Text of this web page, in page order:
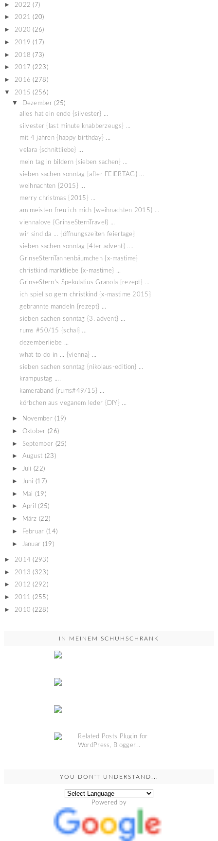
► 2022 (7)
► 2021 (20)
► 2020 (26)
► 2019 (17)
► 2018 (73)
► 2017 (223)
► 2016 (278)
▼ 2015 (256)
▼ Dezember (25)
alles hat ein ende {silvester} ...
silvester {last minute knabberzeugs} ...
mit 4 jahren {happy birthday} ...
velara {schnittliebe} ...
mein tag in bildern {sieben sachen} ...
sieben sachen sonntag {after FEIERTAG} ...
weihnachten {2015} ...
merry christmas {2015} ...
am meisten freu ich mich {weihnachten 2015} ...
viennalove {GrinseSternTravel} ...
wir sind da ... {öffnungszeiten feiertage}
sieben sachen sonntag {4ter advent} ....
GrinseSternTannenbäumchen {x-mastime}
christkindlmarktliebe {x-mastime} ...
GrinseStern's Spekulatius Granola {rezept} ...
ich spiel so gern christkind {x-mastime 2015}
gebrannte mandeln {rezept} ...
sieben sachen sonntag {3. advent} ...
rums #50/15 {schal} ...
dezemberliebe ...
what to do in ... {vienna} ...
sieben sachen sonntag {nikolaus-edition} ...
krampustag ....
kameraband {rums#49/15} ...
körbchen aus veganem leder {DIY} ...
► November (19)
► Oktober (26)
► September (25)
► August (23)
► Juli (22)
► Juni (17)
► Mai (19)
► April (25)
► März (22)
► Februar (14)
► Januar (19)
► 2014 (293)
► 2013 (323)
► 2012 (292)
► 2011 (255)
► 2010 (228)
IN MEINEM SCHUHSCHRANK
YOU DON'T UNDERSTAND...
Powered by